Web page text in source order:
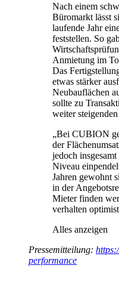
Nach einem
Büromarkt lässt
laufende Jahr
feststellen. So
Anmietung im
Das
etwas stärker
Neubauflächen
sollte zu
weiter
„Bei CUBION
der
jedoch
Niveau
Jahren gewohnt
in der
Mieter finden
verhalten
Alles anzeigen
Pressemitteilung:
performance